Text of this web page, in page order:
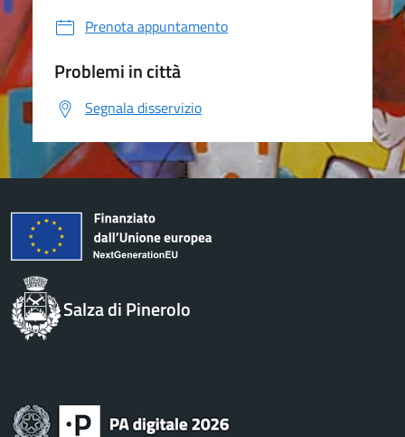
Prenota appuntamento
Problemi in città
Segnala disservizio
Salza di Pinerolo